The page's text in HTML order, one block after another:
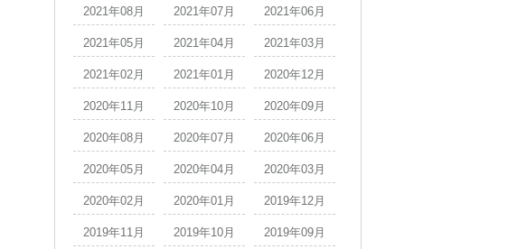
2021年08月 2021年07月 2021年06月
2021年05月 2021年04月 2021年03月
2021年02月 2021年01月 2020年12月
2020年11月 2020年10月 2020年09月
2020年08月 2020年07月 2020年06月
2020年05月 2020年04月 2020年03月
2020年02月 2020年01月 2019年12月
2019年11月 2019年10月 2019年09月